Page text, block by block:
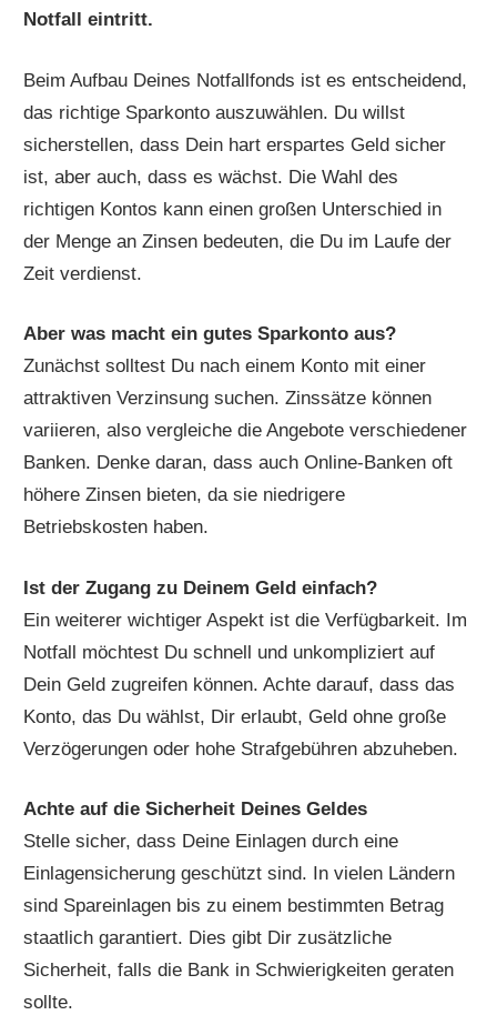
Notfall eintritt.
Beim Aufbau Deines Notfallfonds ist es entscheidend,
das richtige Sparkonto auszuwählen. Du willst
sicherstellen, dass Dein hart erspartes Geld sicher
ist, aber auch, dass es wächst. Die Wahl des
richtigen Kontos kann einen großen Unterschied in
der Menge an Zinsen bedeuten, die Du im Laufe der
Zeit verdienst.
Aber was macht ein gutes Sparkonto aus?
Zunächst solltest Du nach einem Konto mit einer
attraktiven Verzinsung suchen. Zinssätze können
variieren, also vergleiche die Angebote verschiedener
Banken. Denke daran, dass auch Online-Banken oft
höhere Zinsen bieten, da sie niedrigere
Betriebskosten haben.
Ist der Zugang zu Deinem Geld einfach?
Ein weiterer wichtiger Aspekt ist die Verfügbarkeit. Im
Notfall möchtest Du schnell und unkompliziert auf
Dein Geld zugreifen können. Achte darauf, dass das
Konto, das Du wählst, Dir erlaubt, Geld ohne große
Verzögerungen oder hohe Strafgebühren abzuheben.
Achte auf die Sicherheit Deines Geldes
Stelle sicher, dass Deine Einlagen durch eine
Einlagensicherung geschützt sind. In vielen Ländern
sind Spareinlagen bis zu einem bestimmten Betrag
staatlich garantiert. Dies gibt Dir zusätzliche
Sicherheit, falls die Bank in Schwierigkeiten geraten
sollte.